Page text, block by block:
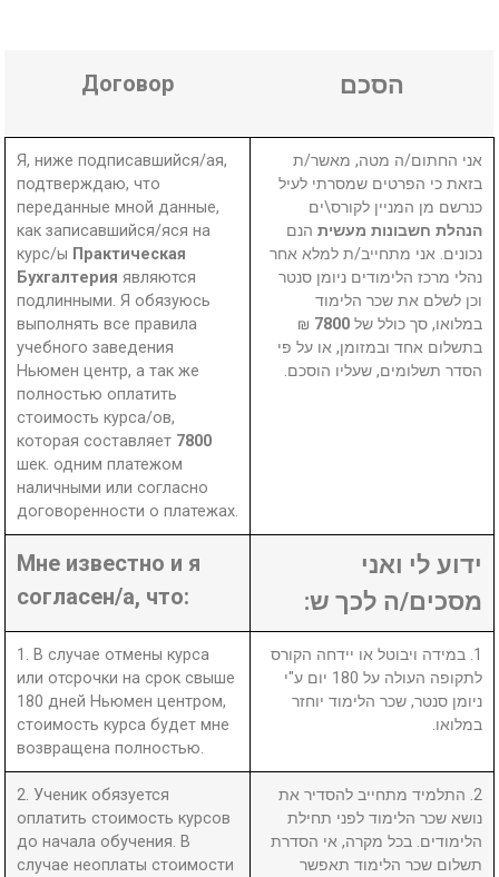
Договор הסכם
Я, ниже подписавшийся/ая,
подтверждаю, что
переданные мной данные,
как записавшийся/яся на
курс/ы Практическая
Бухгалтерияявляются
подлинными. Я обязуюсь
выполнять все правила
учебного заведения
Ньюмен центр, а так же
полностью оплатить
стоимость курса/ов,
которая составляет 7800
шек. одним платежом
наличными или согласно
договоренности о платежах.
אני החתום/ה מטה, מאשר/ת
בזאת כי הפרטים שמסרתי לעיל
כנרשם מן המניין לקורס\ים
הנהלת חשבונות מעשית הנם
נכונים. אני מתחייב/ת למלא אחר
נהלי מרכז הלימודים ניומן סנטר
וכן לשלם את שכר הלימוד
במלואו, סך כולל של 7800
₪
בתשלום אחד ובמזומן, או על פי
הסדר תשלומים, שעליו הוסכם.
Мне известно и я
согласен/а, что:
ידוע לי ואני
מסכים/ה לכך ש:
1. В случае отмены курса
или отсрочки на срок свыше
180 дней Ньюмен центром,
стоимость курса будет мне
возвращена полностью.
1. במידה ויבוטל או יידחה הקורס
לתקופה העולה על 180 יום ע"י
ניומן סנטר, שכר הלימוד יוחזר
במלואו.
2. Ученик обязуется
оплатить стоимость курсов
до начала обучения. В
случае неоплаты стоимости
2. התלמיד מתחייב להסדיר את
נושא שכר הלימוד לפני תחילת
הלימודים. בכל מקרה, אי הסדרת
תשלום שכר הלימוד תאפשר